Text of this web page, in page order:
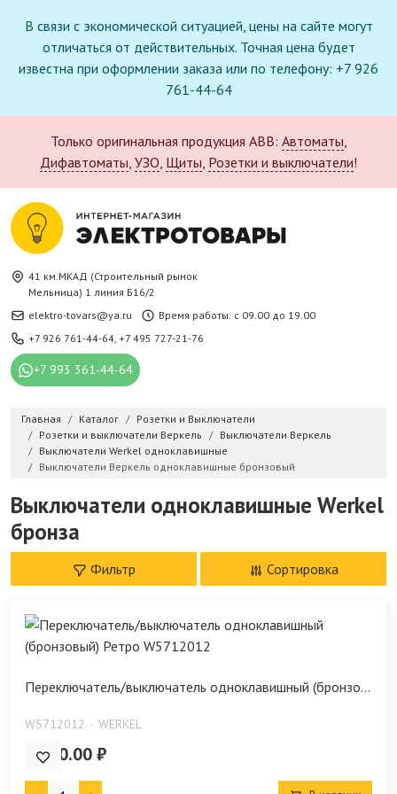
В связи с экономической ситуацией, цены на сайте могут
отличаться от действительных. Точная цена будет
известна при оформлении заказа или по телефону: +7 926
761-44-64
Только оригинальная продукция ABB: Автоматы,
Дифавтоматы, УЗО, Щиты, Розетки и выключатели!
41 км.МКАД (Строительный рынок
Мельница) 1 линия Б16/2
elektro-tovars@ya.ru
Время работы: с 09.00 до 19.00
+7 926 761-44-64, +7 495 727-21-76
+7 993 361-44-64
Главная Каталог
Розетки и Выключатели
Розетки и выключатели Веркель
Выключатели Веркель
Выключатели Werkel одноклавишные
Выключатели Веркель одноклавишные бронзовый
Выключатели одноклавишные Werkel
бронза
Фильтр Сортировка
Переключатель/выключатель одноклавишный (бронзо...
W5712012 WERKEL
4 890.00 ₽